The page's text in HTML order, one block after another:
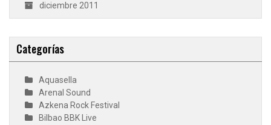
diciembre 2011
Categorías
Aquasella
Arenal Sound
Azkena Rock Festival
Bilbao BBK Live